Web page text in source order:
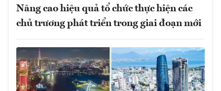
Nâng cao hiệu quả tổ chức thực hiện các
chủ trương phát triển trong giai đoạn mới